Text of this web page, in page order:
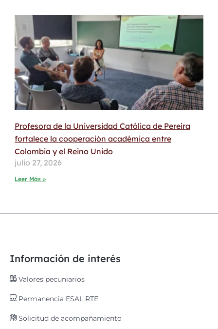
Profesora de la Universidad Católica de Pereira
fortalece la cooperación académica entre
Colombia y el Reino Unido
julio 27, 2026
Leer Más »
Información de interés
Valores pecuniarios
Permanencia ESAL RTE
Solicitud de acompañamiento